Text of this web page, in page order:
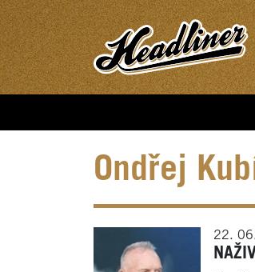
Ondřej
22.